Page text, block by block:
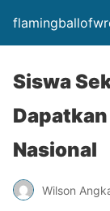
Siswa
Nasional
Wilson